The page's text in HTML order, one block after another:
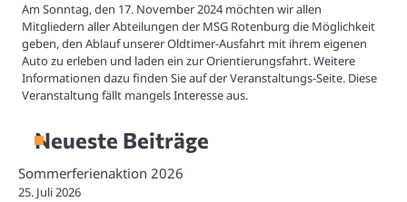
Am Sonntag, den 17. November 2024 möchten wir allen
Mitgliedern aller Abteilungen der MSG Rotenburg die Möglichkeit
geben, den Ablauf unserer Oldtimer-Ausfahrt mit ihrem eigenen
Auto zu erleben und laden ein zur Orientierungsfahrt. Weitere
Informationen dazu finden Sie auf der Veranstaltungs-Seite. Diese
Veranstaltung fällt mangels Interesse aus.
Neueste Beiträge
Sommerferienaktion 2026
25. Juli 2026